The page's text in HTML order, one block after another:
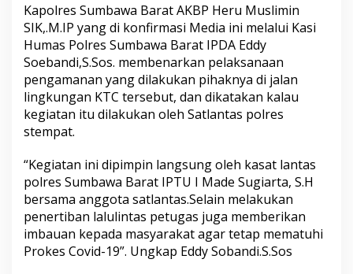
Kapolres Sumbawa Barat AKBP Heru Muslimin
SIK,.M.IP yang di konfirmasi Media ini melalui Kasi
Humas Polres Sumbawa Barat IPDA Eddy
Soebandi,S.Sos. membenarkan pelaksanaan
pengamanan yang dilakukan pihaknya di jalan
lingkungan KTC tersebut, dan dikatakan kalau
kegiatan itu dilakukan oleh Satlantas polres
stempat.
“Kegiatan ini dipimpin langsung oleh kasat lantas
polres Sumbawa Barat IPTU I Made Sugiarta, S.H
bersama anggota satlantas.Selain melakukan
penertiban lalulintas petugas juga memberikan
imbauan kepada masyarakat agar tetap mematuhi
Prokes Covid-19”. Ungkap Eddy Sobandi.S.Sos